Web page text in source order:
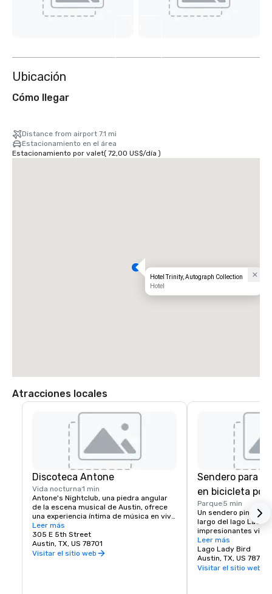
Ubicación
Cómo llegar
Distance from airport 7.1 mi
Estacionamiento en el área
Estacionamiento por valet( 72,00 US$/día )
Hotel Trinity, Autograph Collection
Hotel
Atracciones locales
Discoteca Antone
Vida nocturna1 min
Antone's Nightclub, una piedra angular
de la escena musical de Austin, ofrece
una experiencia íntima de música en vivo
arraigada en el blues y la herencia.
Ubicado a pocos minutos del Hotel
Trinity, es una visita obligada para los
huéspedes que buscan una auténtica
Leer más
305 E 5th Street
Austin, TX, US 78701
Visitar el sitio web
Sendero para
en bicicleta por
Parque5 min
Un sendero
largo del lago Lady
impresionantes
Perfecto para correr
pasear al atardecer
refrescante
Leer más
Lago Lady Bird
Austin, TX, US 78701
Visitar el sitio web